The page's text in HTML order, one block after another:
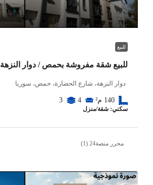
للبيع
للبيع شقة مفروشة بحمص / دوار النزهة
دوار النزهة، شارع الحضارة، حمص، سوريا
140 م² 4
3
سكني: شقة/منزل
محرر منصة24 (1)